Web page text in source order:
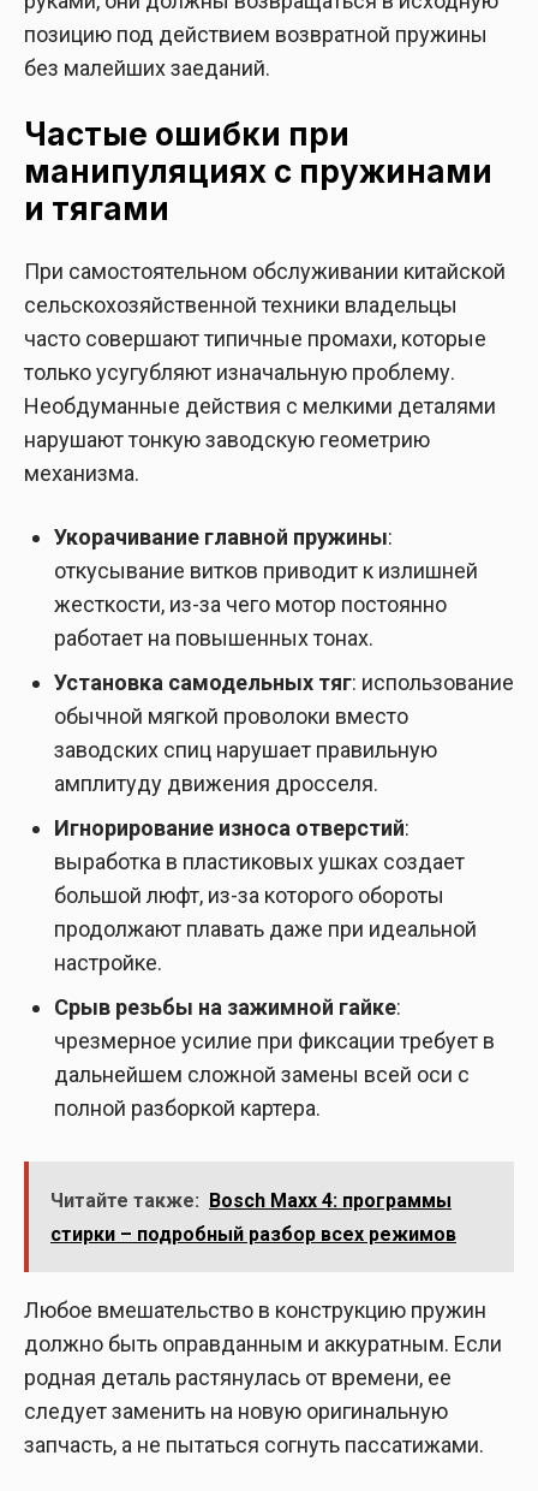
позицию под действием возвратной пружины
без малейших заеданий.
Частые ошибки при
манипуляциях с пружинами
и тягами
При самостоятельном обслуживании китайской
сельскохозяйственной техники владельцы
часто совершают типичные промахи, которые
только усугубляют изначальную проблему.
Необдуманные действия с мелкими деталями
нарушают тонкую заводскую геометрию
механизма.
Укорачивание главной пружины:
откусывание витков приводит к излишней
жесткости, из-за чего мотор постоянно
работает на повышенных тонах.
Установка самодельных тяг: использование
обычной мягкой проволоки вместо
заводских спиц нарушает правильную
амплитуду движения дросселя.
Игнорирование износа отверстий:
выработка в пластиковых ушках создает
большой люфт, из-за которого обороты
продолжают плавать даже при идеальной
настройке.
Срыв резьбы на зажимной гайке:
чрезмерное усилие при фиксации требует в
дальнейшем сложной замены всей оси с
полной разборкой картера.
Читайте также:
Bosch Maxx 4: программы
стирки – подробный разбор всех режимов
Любое вмешательство в конструкцию пружин
должно быть оправданным и аккуратным. Если
родная деталь растянулась от времени, ее
следует заменить на новую оригинальную
запчасть, а не пытаться согнуть пассатижами.